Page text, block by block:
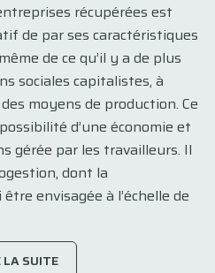
récupérées est
de par ses caractéristiques
de ce qu’il y a de plus
sociales capitalistes, à
moyens de production. Ce
d’une économie et
gérée par les travailleurs. Il
dont la
envisagée à l’échelle de
LA SUITE